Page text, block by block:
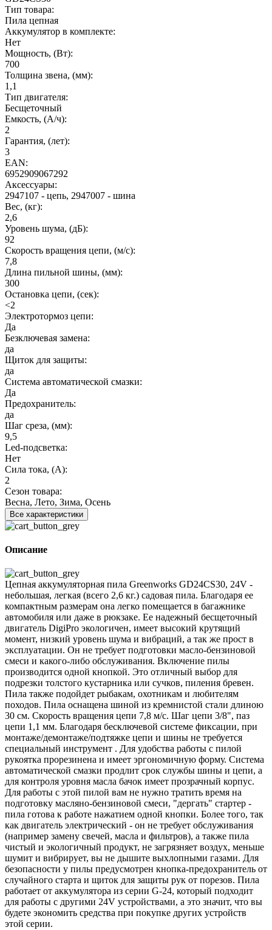
Тип товара:
Пила цепная
Аккумулятор в комплекте:
Нет
Мощность, (Вт):
700
Толщина звена, (мм):
1,1
Тип двигателя:
Бесщеточный
Емкость, (А/ч):
2
Гарантия, (лет):
3
EAN:
6952909067292
Аксессуары:
2947107 - цепь, 2947007 - шина
Вес, (кг):
2,6
Уровень шума, (дБ):
92
Скорость вращения цепи, (м/с):
7,8
Длина пильной шины, (мм):
300
Остановка цепи, (сек):
<2
Электротормоз цепи:
Да
Безключевая замена:
да
Щиток для защиты:
да
Система автоматической смазки:
Да
Предохранитель:
да
Шаг среза, (мм):
9,5
Led-подсветка:
Нет
Сила тока, (А):
2
Сезон товара:
Весна, Лето, Зима, Осень
Все характеристики
Описание
Цепная аккумуляторная пила Greenworks GD24CS30, 24V -
небольшая, легкая (всего 2,6 кг.) садовая пила. Благодаря ее
компактным размерам она легко помещается в багажнике
автомобиля или даже в рюкзаке. Ее надежный бесщеточный
двигатель DigiPro экологичен, имеет высокий крутящий
момент, низкий уровень шума и вибраций, а так же прост в
эксплуатации. Он не требует подготовки масло-бензиновой
смеси и какого-либо обслуживания. Включение пилы
производится одной кнопкой. Это отличный выбор для
подрезки толстого кустарника или сучков, пиления бревен.
Пила также подойдет рыбакам, охотникам и любителям
походов. Пила оснащена шиной из кремнистой стали длиною
30 см. Скорость вращения цепи 7,8 м/с. Шаг цепи 3/8", паз
цепи 1,1 мм. Благодаря бесключевой системе фиксации, при
монтаже/демонтаже/подтяжке цепи и шины не требуется
специальный инструмент . Для удобства работы с пилой
рукоятка прорезинена и имеет эргономичную форму. Система
автоматической смазки продлит срок службы шины и цепи, а
для контроля уровня масла бачок имеет прозрачный корпус.
Для работы с этой пилой вам не нужно тратить время на
подготовку масляно-бензиновой смеси, "дергать" стартер -
пила готова к работе нажатием одной кнопки. Более того, так
как двигатель электрический - он не требует обслуживания
(например замену свечей, масла и фильтров), а также пила
чистый и экологичный продукт, не загрязняет воздух, меньше
шумит и вибрирует, вы не дышите выхлопными газами. Для
безопасности у пилы предусмотрен кнопка-предохранитель от
случайного старта и щиток для защиты рук от порезов. Пила
работает от аккумулятора из серии G-24, который подходит
для работы с другими 24V устройствами, а это значит, что вы
будете экономить средства при покупке других устройств
этой серии.